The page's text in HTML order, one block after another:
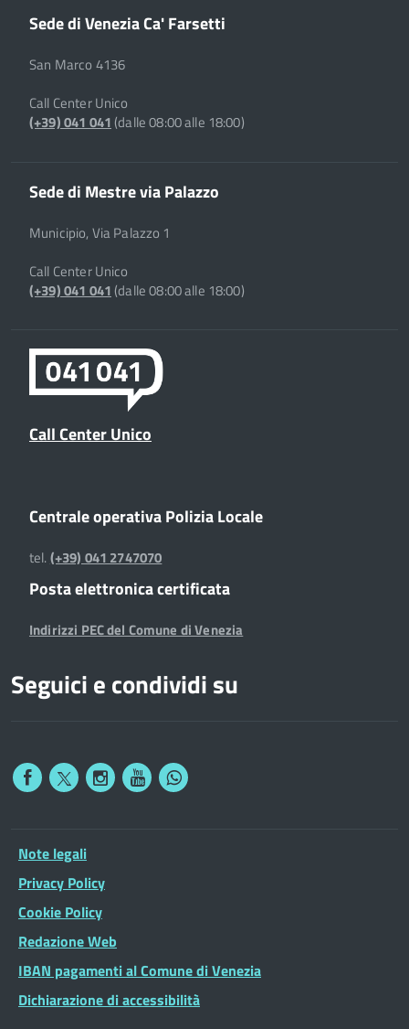
Sede di Venezia Ca' Farsetti
San Marco 4136
Call Center Unico
(+39) 041 041(dalle 08:00 alle 18:00)
Sede di Mestre via Palazzo
Municipio, Via Palazzo 1
Call Center Unico
(+39) 041 041(dalle 08:00 alle 18:00)
Call Center Unico
Centrale operativa Polizia Locale
tel.(+39) 041 2747070
Posta elettronica certificata
Indirizzi PEC del Comune di Venezia
Seguici e condividi su
Note legali
Privacy Policy
Cookie Policy
Redazione Web
IBAN pagamenti al Comune di Venezia
Dichiarazione di accessibilità